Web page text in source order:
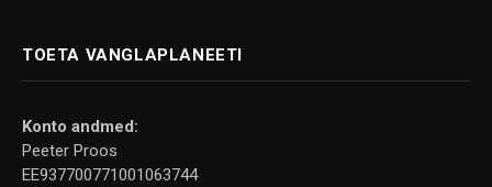
TOETA VANGLAPLANEETI
Konto andmed:
Peeter Proos
EE937700771001063744